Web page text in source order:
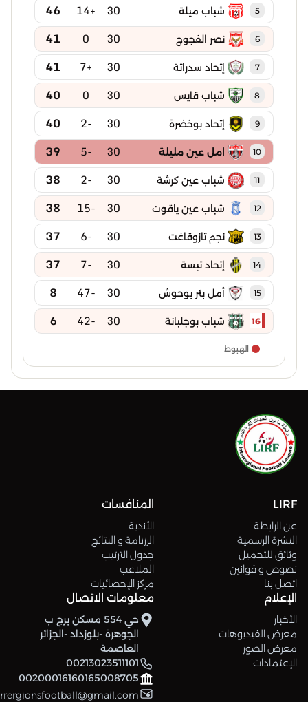
5 شباب ميلة 30
+14
46
6 نصر الفجوج 30
0
41
7 إتحاد سدراتة 30
+7
41
8 شباب قايس 30
0
40
9 إتحاد بوخضرة 30
-2
40
10 امل عين مليلة 30
-5
39
11 شباب عين كرشة 30
-2
38
12 شباب عين ياقوت 30
-15
38
13 نجم تازوقاغت 30
-6
37
14 إتحاد تبسة 30
-7
37
15 أمل بئر بوحوش 30
-47
8
16 شباب بوجلبانة 30
-42
6
الهبوط
LIRF
عن الرابطة
النشرة الرسمية
وثائق للتحميل
نصوص و قوانين
اتصل بنا
المنافسات
الأندية
الرزنامة و النتائج
جدول الترتيب
الملاعب
مركز الإحصائيات
الإعلام
الأخبار
معرض الفيديوهات
معرض الصور
الإعتمادات
معلومات الاتصال
حي 554 مسكن برج ب
الجوهرة -بلوزداد -الجزائر
العاصمة
00213023511101
00200016160165008705